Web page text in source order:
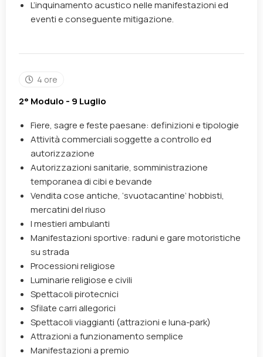
L’inquinamento acustico nelle manifestazioni ed
eventi e conseguente mitigazione.
4 ore
2° Modulo - 9 Luglio
Fiere, sagre e feste paesane: definizioni e tipologie
Attività commerciali soggette a controllo ed
autorizzazione
Autorizzazioni sanitarie, somministrazione
temporanea di cibi e bevande
Vendita cose antiche, ‘svuotacantine’ hobbisti,
mercatini del riuso
I mestieri ambulanti
Manifestazioni sportive: raduni e gare motoristiche
su strada
Processioni religiose
Luminarie religiose e civili
Spettacoli pirotecnici
Sfilate carri allegorici
Spettacoli viaggianti (attrazioni e luna-park)
Attrazioni a funzionamento semplice
Manifestazioni a premio